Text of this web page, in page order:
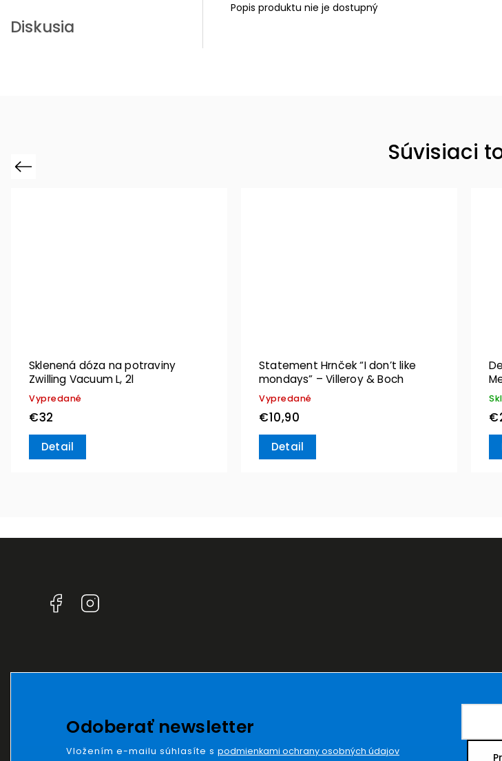
Diskusia
Popis produktu nie je dostupný
Súvisiaci
Previous
Sklenená dóza na potraviny
Zwilling Vacuum L, 2l
Vypredané
€32
Detail
Statement Hrnček “I don’t like
mondays” – Villeroy & Boch
Vypredané
€10,90
Detail
Facebook
Odoberať newsletter
Vložením e-mailu súhlasíte s podmienkami ochrany osobných údajov